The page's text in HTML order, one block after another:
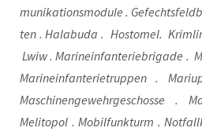
mu­ni­ka­ti­ons­mo­dule .
ten . Hala­bu­da . Hosto­mel.
Lwiw . Mari­ne­infan­te­rie­bri­ga­de .
Mari­ne­infan­te­rie­trup­pen .
Maschi­nen­ge­wehr­ge­schos­se .
Meli­to­pol . Mobil­funk­turm .